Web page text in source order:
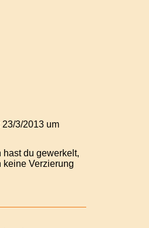
3/2013 um
du gewerkelt,
Verzierung